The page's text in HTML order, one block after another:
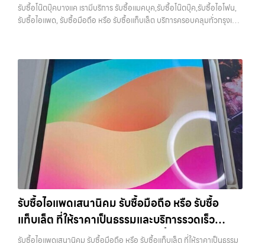
ความสะดวก นัดรับถึงที่ ตรวจสภาพอย่างมืออาชีพ และจ่ายเงินทันที
ทั้งหมดนี้เพื่อให้การขายอุปกรณ์ของคุณเป็นเรื่องง่ายขึ้น ดีกว่า รวดเร็วกว่า
ทันที โดยเน้นบริการในพื้นที่ ลาดพร้าว, รัชดา, บางรัก, แจ้งวัฒนะ, บางแค,
วัชรพล, รามอินทรา, รวมถึง บางนา, บางพลี, เกษตรนวมินทร์, เสนานิคม,
วังหินไม่ว่าคุณจะต้องการ รับซื้อโทรศัพท์, รับซื้อแมคบุค, รับซื้อโน๊ตบุ๊ค, รับ
ซื้อแท็บเล็ต, หรือบริการอื่นๆ เกี่ยวกับสินค้าไอที กรุงเทพฯ – เราพร้อมให้
บริการครบวงจร บริการของเรา เราให้บริการแบบครบวงจรสำหรับลูกค้าที่
ต้องการขายอุปกรณ์ไอที ไม่ว่าจะเป็น:…
รับซื้อมือถือ, รับซื้อโทรศัพท์, รับซื้อโน๊ตบุ๊ค, รับซื้อแท็บเล็ต, รับซื้อสินค้าไอที
กรุงเทพมหานคร อย่างครบวงจร ไม่ว่าคุณจะอยู่โซนเมืองหรือเขตชานเมือง
แค่เครื่องใช้ไฟฟ้า แต่เป็นทรัพย์สินที่มีมูลค่า คุณอาจต้องการเปลี่ยนรุ่น หรือ
ต้องการเงินด่วน เราจึงมอบบริการประเมินสภาพเครื่อง ฟรี ปราบปราม
ความยุ่งยากทั้งหลาย โดยเน้น โปร่งใส มั่นใจได้ และจ่ายเงินทันทีเมื่อตกลง
ซื้อขายสำเร็จ บริการของเราครอบคลุมทั้ง iPhone สายใหม่-เก่า,
Samsung ทุกรุ่น, iPad และแท็บเล็ตทุกแบรนด์ เรารับถึงแม้จะอยู่ในสภาพ
ใช้งานแล้ว ตกแต่งแล้ว หรือมีรอยบ้าง เพราะมูลค่าของเครื่องไม่ได้ขึ้นอยู่แค่
ยี่ห้อ แต่ขึ้นอยู่กับสภาพจริง ความครบชุด และความสะดวกในการขายของ
คุณ เราจึงตั้งใจให้บริการในเขต ลาดพร้าว, รัชดา, บางรัก, แจ้งวัฒนะ,
บางแค, วัชรพล, รามอินทรา, บางนา, บางพลี, เกษตรนวมินทร์, เสนานิคม,
วังหิน อย่างเต็มที่ ไม่ว่าคุณจะค้นหาคำว่า “รับซื้อมือถือใกล้ฉัน”, “รับซื้อ
โทรศัพท์มือสองกรุงเทพ”, “ขาย iPad ได้ราคา”, “รับซื้อแท็บเล็ต กรุงเทพ
ถึงที่”, หรือ “รับซื้อ Samsung มือสอง ราคาสูง” — ที่นี่คือคำตอบ เพราะ
บริการของเรามุ่งตรงให้คุณได้รับราคาและความสะดวกสบายที่เหนือกว่า
เลือกเราแล้วคุณจะได้บริการที่คุณไว้วางใจ พร้อมทีมงานที่พร้อมอำนวย
ความสะดวก นัดรับถึงที่ ตรวจสภาพอย่างมืออาชีพ และจ่ายเงินทันที
หรือ รับซื้อแท็บเล็ต บริการครอบคลุมทั่วกรุงเทพ
และพื้นที่ใกล้เคียง
รับซื้อโน๊ตบุ๊คบางแค เรามีบริการ รับซื้อแมคบุค,รับซื้อโน๊ตบุ๊ค,รับซื้อไอโฟน,
รับซื้อไอแพด, รับซื้อมือถือ หรือ รับซื้อแท็บเล็ต บริการครอบคลุมทั่วกรุงเทพ
ดา บางรัก แจ้งวัฒนะ บางแค วัชรพล รามอินทรา รับซื้อโน๊ตบุ๊คบางแค —
เรามีบริการ รับซื้อแมคบุค,รับซื้อโน๊ตบุ๊ค,รับซื้อไอโฟน, รับซื้อไอแพด, รับซื้อ
มือถือ หรือ รับซื้อแท็บเล็ต บริการครอบคลุมทั่วกรุงเทพ และพื้นที่ใกล้เคียง
รับซื้อโน๊ตบุ๊คบางแค เรามีบริการ รับซื้อแมคบุค,รับซื้อโน๊ตบุ๊ค,รับซื้อไอโฟน,
รับซื้อไอแพด, รับซื้อมือถือ หรือ รับซื้อแท็บเล็ต บริการครอบคลุมทั่ว
กรุงเทพ… รับซื้อโน๊ตบุ๊คบางแค รับซื้อ iPhone ทุกรุ่น ให้ราคาสูง พร้อมจ่าย
เงินทันที ประสบการณ์เหนือระดับกับการ รับซื้อไอโฟน, รับซื้อไอแพด, รับ
ซื้อมือถือ ยินดีต้อนรับสู่ “รับซื้อขายมือถือ.com” เว็บไซต์ที่คุณไว้วางใจได้
สำหรับบริการ รับซื้อ มือถือ iPhone, Samsung, iPad, แท็บเล็ต ทุกยี่ห้อ
ให้ราคาสูง พร้อมจ่ายเงินทันที ครอบคลุมพื้นที่ ลาดพร้าว, รัชดา, บางรัก,
แจ้งวัฒนะ, บางแค, วัชรพล, รามอินทรา และเขตกรุงเทพฯ ใกล้ “ใกล้ ฉัน”
ที่สุด ในยุคที่สมาร์ทโฟน แท็บเล็ต และอุปกรณ์ไอทีใหม่ๆ เปลี่ยนรุ่นกันแทบ
ทุกช่วงเวลา อุปกรณ์ที่คุณใช้แล้วอาจกลายเป็นของที่ไม่ได้ใช้งานอยู่เฉยๆ
เว็บไซต์ของเราจึงเกิดขึ้นเพื่อเป็นทางเลือกให้คุณสามารถเปลี่ยนอุปกรณ์ที่
ไม่ใช้แล้วให้กลายเป็นเงินสดได้ทันที ด้วยบริการ รับซื้อไอโฟน, รับซื้อไอแพด,
รับซื้อไอแพดเสนานิคม รับซื้อมือถือ หรือ รับซื้อ
แท็บเล็ต ที่ให้ราคาเป็นธรรมและบริการรวดเร็ว
บริการครอบคลุมทั่วกรุงเทพ และพื้นที่ใกล้เคียง
รับซื้อไอแพดเสนานิคม รับซื้อมือถือ หรือ รับซื้อแท็บเล็ต ที่ให้ราคาเป็นธรรม